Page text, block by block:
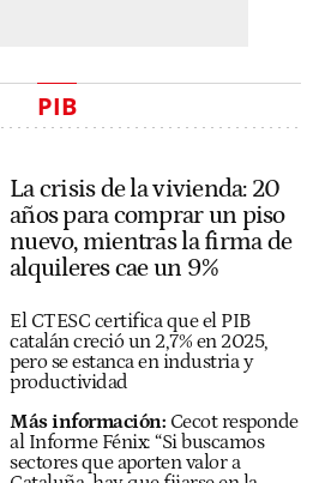
PIB
La crisis de la vivienda: 20
años para comprar un piso
nuevo, mientras la firma de
alquileres cae un 9%
El CTESC certifica que el PIB
catalán creció un 2,7% en 2025,
pero se estanca en industria y
productividad
Más información: Cecot responde
al Informe Fénix: “Si buscamos
sectores que aporten valor a